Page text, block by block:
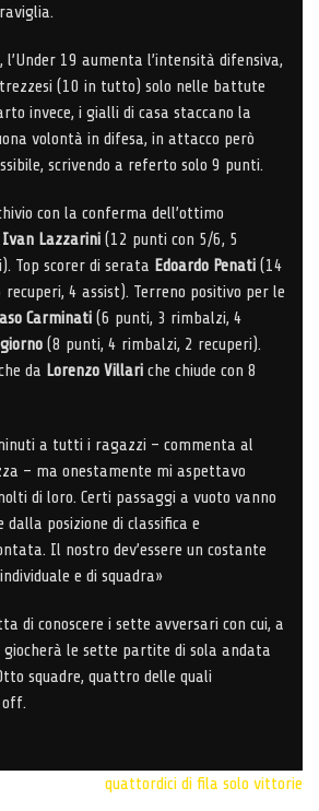
l’Under 19 aumenta l’intensità difensiva,
(10 in tutto) solo nelle battute
invece, i gialli di casa staccano la
volontà in difesa, in attacco però
scrivendo a referto solo 9 punti.
con la conferma dell’ottimo
Ivan Lazzarini (12 punti con 5/6, 5
Top scorer di serata Edoardo Penati (14
4 assist). Terreno positivo per le
Carminati (6 punti, 3 rimbalzi, 4
(8 punti, 4 rimbalzi, 2 recuperi).
da Lorenzo Villari che chiude con 8
a tutti i ragazzi – commenta al
– ma onestamente mi aspettavo
di loro. Certi passaggi a vuoto vanno
posizione di classifica e
Il nostro dev’essere un costante
e di squadra»
di conoscere i sette avversari con cui, a
le sette partite di sola andata
squadre, quattro delle quali
off.
quattordici di fila solo vittorie